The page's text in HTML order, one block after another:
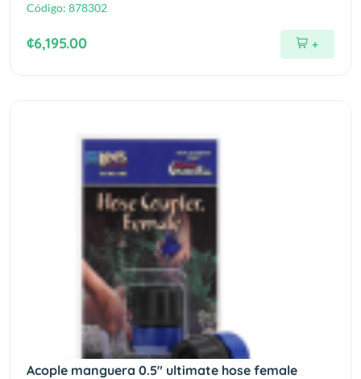
Código: 878302
¢6,195.00 +
Acople manguera 0.5" ultimate hose female